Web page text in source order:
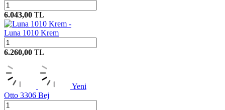
6.043,00 TL
Luna 1010 Krem
6.260,00 TL
Yeni
Otto 3306 Bej